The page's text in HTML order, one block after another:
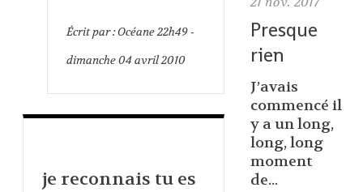
Écrit par :Océane22h49-
dimanche 04avril 2010
je reconnais tu es
Presque
rien
J’avais
commencé il
y a un long,
long, long
moment
de...